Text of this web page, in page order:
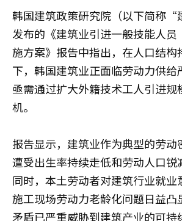
韩国建筑政策研究院（以下简称
发布的《建筑业引进一般技能人员
施方案》报告中指出，在人口结构
下，韩国建筑业正面临劳动力供给
亟需通过扩大外籍技术工人引进规
机。
报告显示，建筑业作为典型的劳动
遭受出生率持续走低和劳动人口锐
同时，本土劳动者对建筑行业就业
施工现场劳动力老龄化问题日益凸
矛盾已严重威胁到建筑产业的可持